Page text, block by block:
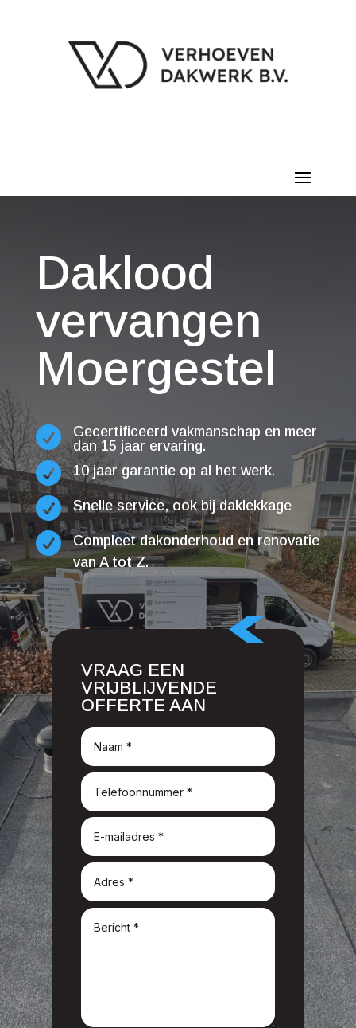
Daklood
vervangen
Moergestel

Gecertificeerd vakmanschap en meer
dan 15 jaar ervaring.
 10 jaar garantie op al het werk.
 Snelle service, ook bij daklekkage

Compleet dakonderhoud en renovatie
van A tot Z.
VRAAG EEN
VRIJBLIJVENDE
OFFERTE AAN